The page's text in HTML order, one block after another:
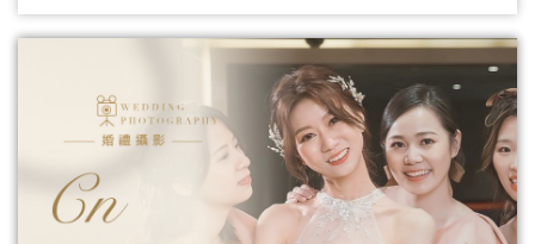
空間呈現的獨特視野。忠實呈現當天的氛圍，
留下最具溫度和情感的照片，讓多年後回顧照